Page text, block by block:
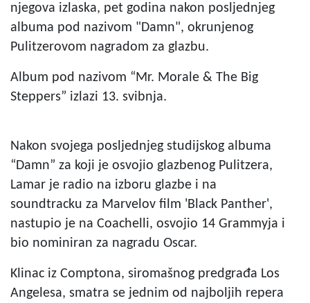
njegova izlaska, pet godina nakon posljednjeg
albuma pod nazivom "Damn", okrunjenog
Pulitzerovom nagradom za glazbu.
Album pod nazivom “Mr. Morale & The Big
Steppers” izlazi 13. svibnja.
Nakon svojega posljednjeg studijskog albuma
“Damn” za koji je osvojio glazbenog Pulitzera,
Lamar je radio na izboru glazbe i na
soundtracku za Marvelov film 'Black Panther',
nastupio je na Coachelli, osvojio 14 Grammyja i
bio nominiran za nagradu Oscar.
Klinac iz Comptona, siromašnog predgrađa Los
Angelesa, smatra se jednim od najboljih repera